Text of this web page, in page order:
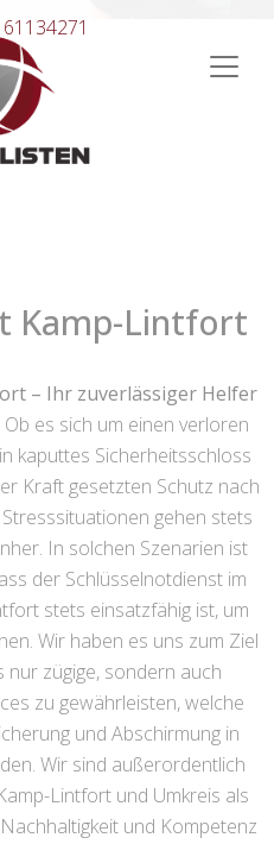
Kamp-Lintfort
– Ihr zuverlässiger Helfer
es sich um einen verloren
kaputtes Sicherheitsschloss
Kraft gesetzten Schutz nach
gehen stets
In solchen Szenarien ist
der Schlüsselnotdienst im
stets einsatzfähig ist, um
Wir haben es uns zum Ziel
nur zügige, sondern auch
zu gewährleisten, welche
und Abschirmung in
Wir sind außerordentlich
Lintfort und Umkreis als
und Kompetenz